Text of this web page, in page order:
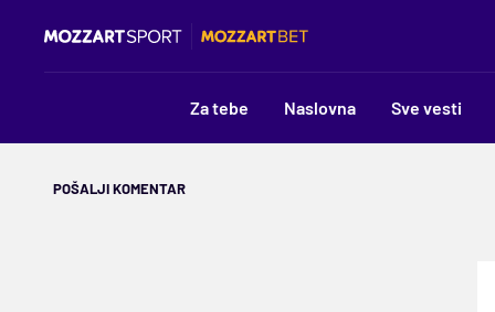
Za tebe Naslovna Sve vesti
POŠALJI KOMENTAR